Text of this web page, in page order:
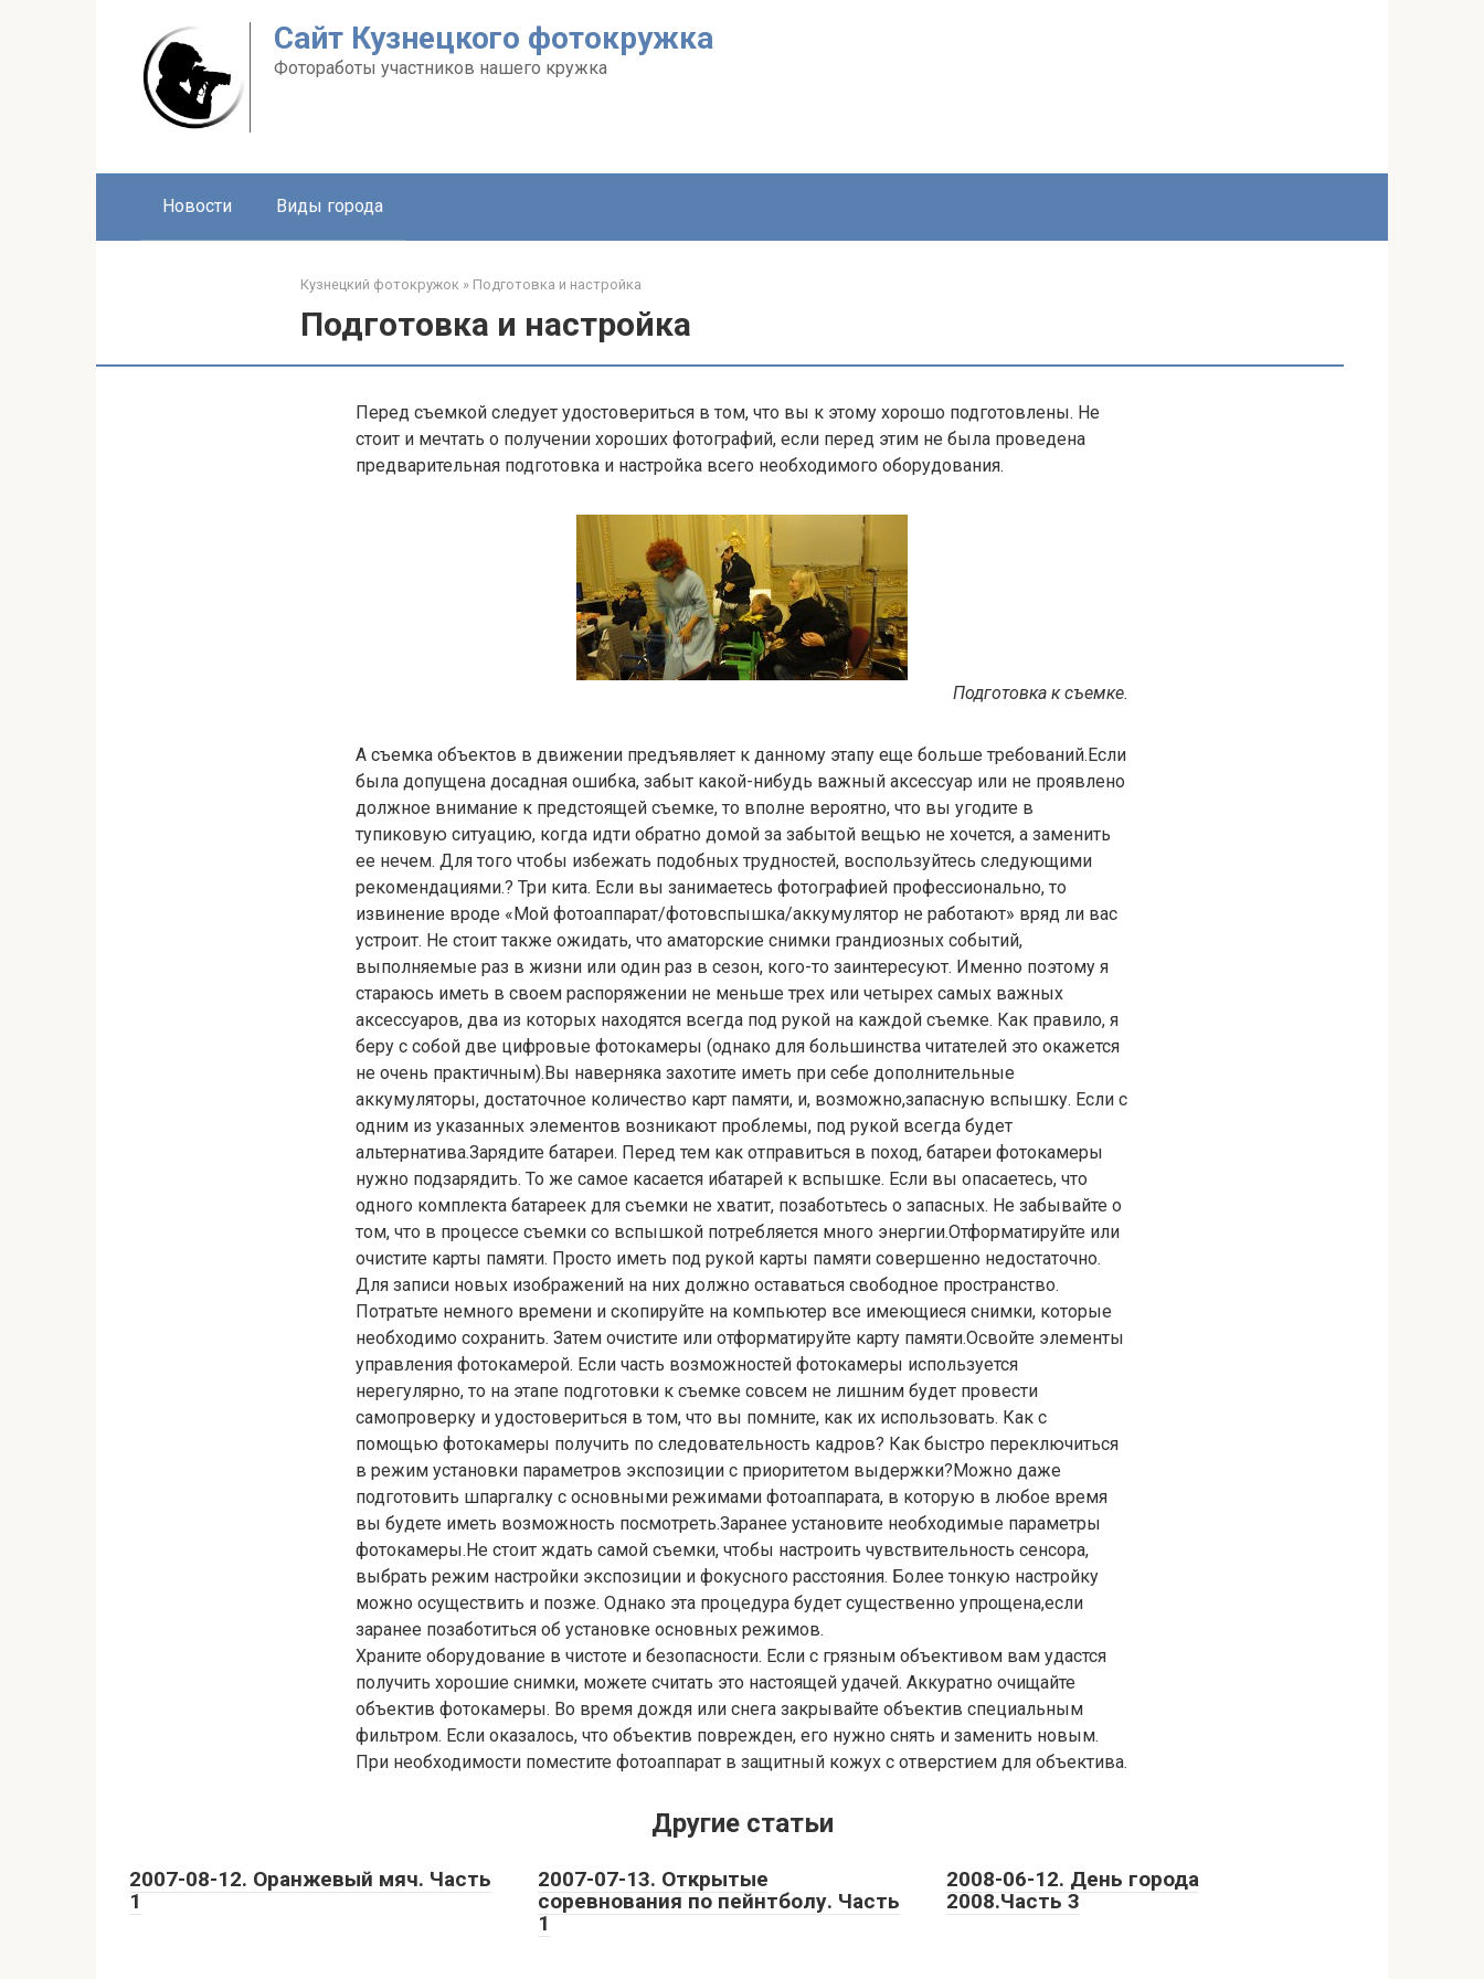
Сайт Кузнецкого фотокружка
Фотоработы участников нашего кружка
Новости Виды города
Кузнецкий фотокружок » Подготовка и настройка
Подготовка и настройка
Перед съемкой следует удостовериться в том, что вы к этому хорошо подготовлены. Не
стоит и мечтать о получении хороших фотографий, если перед этим не была проведена
предварительная подготовка и настройка всего необходимого оборудования.
Подготовка к съемке.
А съемка объектов в движении предъявляет к данному этапу еще больше требований.Если
была допущена досадная ошибка, забыт какой-нибудь важный аксессуар или не проявлено
должное внимание к предстоящей съемке, то вполне вероятно, что вы угодите в
тупиковую ситуацию, когда идти обратно домой за забытой вещью не хочется, а заменить
ее нечем. Для того чтобы избежать подобных трудностей, воспользуйтесь следующими
рекомендациями.? Три кита. Если вы занимаетесь фотографией профессионально, то
извинение вроде «Мой фотоаппарат/фотовспышка/аккумулятор не работают» вряд ли вас
устроит. Не стоит также ожидать, что аматорские снимки грандиозных событий,
выполняемые раз в жизни или один раз в сезон, кого-то заинтересуют. Именно поэтому я
стараюсь иметь в своем распоряжении не меньше трех или четырех самых важных
аксессуаров, два из которых находятся всегда под рукой на каждой съемке. Как правило, я
беру с собой две цифровые фотокамеры (однако для большинства читателей это окажется
не очень практичным).Вы наверняка захотите иметь при себе дополнительные
аккумуляторы, достаточное количество карт памяти, и, возможно,запасную вспышку. Если с
одним из указанных элементов возникают проблемы, под рукой всегда будет
альтернатива.Зарядите батареи. Перед тем как отправиться в поход, батареи фотокамеры
нужно подзарядить. То же самое касается ибатарей к вспышке. Если вы опасаетесь, что
одного комплекта батареек для съемки не хватит, позаботьтесь о запасных. Не забывайте о
том, что в процессе съемки со вспышкой потребляется много энергии.Отформатируйте или
очистите карты памяти. Просто иметь под рукой карты памяти совершенно недостаточно.
Для записи новых изображений на них должно оставаться свободное пространство.
Потратьте немного времени и скопируйте на компьютер все имеющиеся снимки, которые
необходимо сохранить. Затем очистите или отформатируйте карту памяти.Освойте элементы
управления фотокамерой. Если часть возможностей фотокамеры используется
нерегулярно, то на этапе подготовки к съемке совсем не лишним будет провести
самопроверку и удостовериться в том, что вы помните, как их использовать. Как с
помощью фотокамеры получить по следовательность кадров? Как быстро переключиться
в режим установки параметров экспозиции с приоритетом выдержки?Можно даже
подготовить шпаргалку с основными режимами фотоаппарата, в которую в любое время
вы будете иметь возможность посмотреть.Заранее установите необходимые параметры
фотокамеры.Не стоит ждать самой съемки, чтобы настроить чувствительность сенсора,
выбрать режим настройки экспозиции и фокусного расстояния. Более тонкую настройку
можно осуществить и позже. Однако эта процедура будет существенно упрощена,если
заранее позаботиться об установке основных режимов.
Храните оборудование в чистоте и безопасности. Если с грязным объективом вам удастся
получить хорошие снимки, можете считать это настоящей удачей. Аккуратно очищайте
объектив фотокамеры. Во время дождя или снега закрывайте объектив специальным
фильтром. Если оказалось, что объектив поврежден, его нужно снять и заменить новым.
При необходимости поместите фотоаппарат в защитный кожух с отверстием для объектива.
Другие статьи
2007-08-12. Оранжевый мяч. Часть
1
2007-07-13. Открытые
соревнования по пейнтболу. Часть
1
2008-06-12. День города
2008.Часть 3